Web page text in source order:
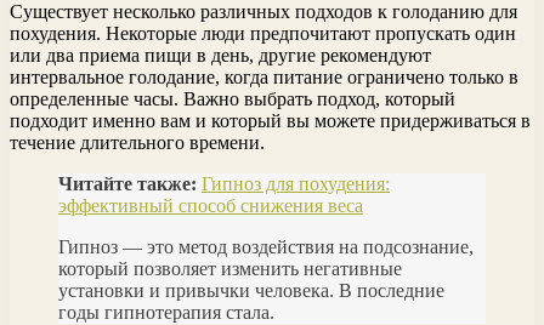
Существует несколько различных подходов к голоданию для
похудения. Некоторые люди предпочитают пропускать один
или два приема пищи в день, другие рекомендуют
интервальное голодание, когда питание ограничено только в
определенные часы. Важно выбрать подход, который
подходит именно вам и который вы можете придерживаться в
течение длительного времени.
Читайте также: Гипноз для похудения:
эффективный способ снижения веса
Гипноз — это метод воздействия на подсознание,
который позволяет изменить негативные
установки и привычки человека. В последние
годы гипнотерапия стала.